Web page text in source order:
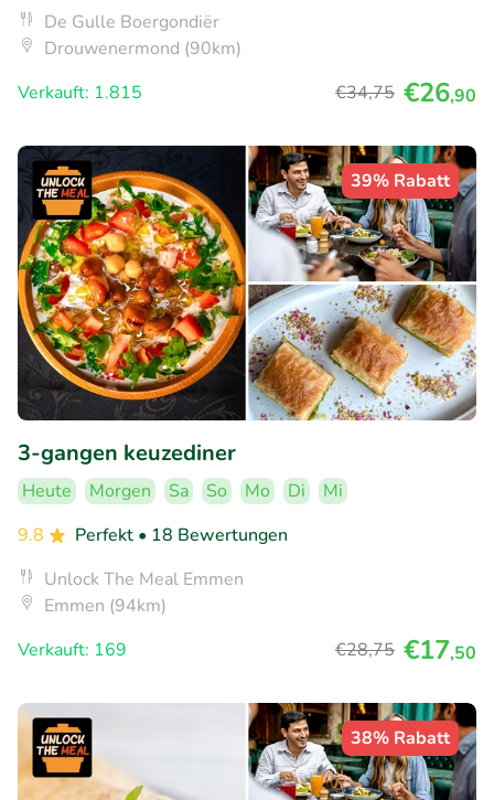
De Gulle Boergondiër
Drouwenermond (90km)
Verkauft: 1.815
€34,75 €26,90
39% Rabatt
3-gangen keuzediner
Heute Morgen Sa So Mo Di
Mi
9.8
Perfekt • 18 Bewertungen
Unlock The Meal Emmen
Emmen (94km)
Verkauft: 169
€28,75 €17,50
38% Rabatt